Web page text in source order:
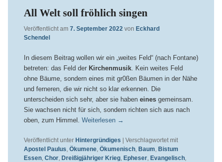
All Welt soll fröhlich singen
Veröffentlicht am 7. September 2022 von Eckhard
Schendel
In diesem Beitrag wollen wir ein „weites Feld“ (nach Fontane)
betreten: das Feld der Kirchenmusik. Kein weites Feld
ohne Bäume, sondern eines mit gr0ßen Bäumen in der Nähe
und ferneren, die wir nicht so klar erkennen. Die
unterscheiden sich sehr, aber sie habeneinesgemeinsam.
Sie wachsen nicht für sich, sondern richten sich aus nach
oben, zum Himmel. Weiterlesen →
Veröffentlicht unter Hintergründiges | Verschlagwortet mit
Apostel Paulus Ökumene, Ökumenisch, Baum Bistum
Essen, Chor, Dreißigjähriger Krieg, Epheser, Evangelisch,